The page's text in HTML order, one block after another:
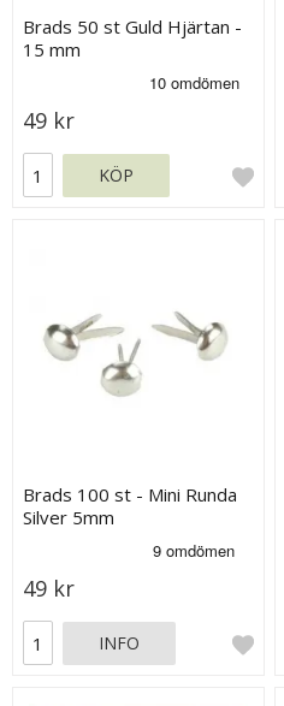
Brads 50 st Guld Hjärtan -
15 mm
49 kr
KÖP
Brads 100 st - Mini Runda
Silver 5mm
49 kr
INFO